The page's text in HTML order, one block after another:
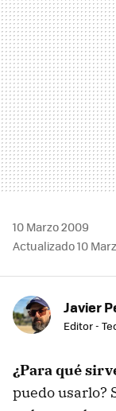
10 Marzo 2009
Actualizado 10
Javier
Editor -
¿Para qué
puedo usarlo?